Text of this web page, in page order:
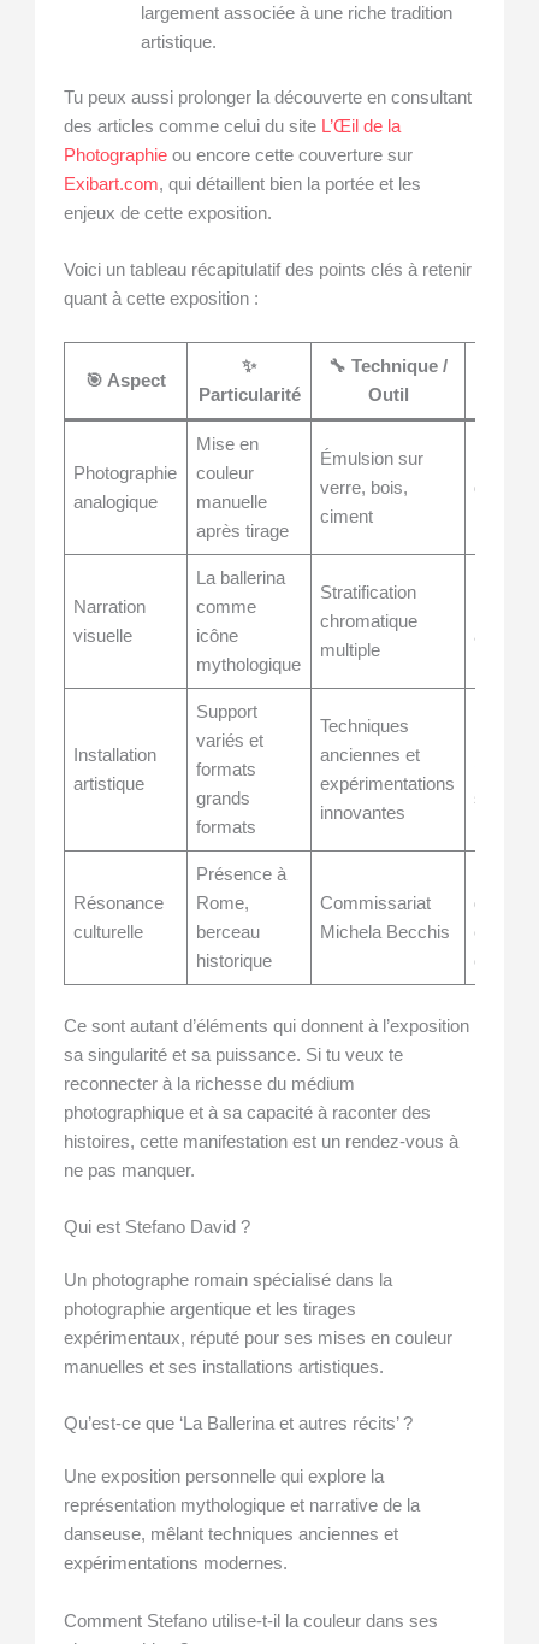
largement associée à une riche tradition
artistique.
Tu peux aussi prolonger la découverte en consultant
des articles comme celui du site L’Œil de la
Photographie ou encore cette couverture sur
Exibart.com, qui détaillent bien la portée et les
enjeux de cette exposition.
Voici un tableau récapitulatif des points clés à retenir
quant à cette exposition :
🎯 Aspect
✨
Particularité
🔧 Technique /
Outil
Photographie
analogique
Mise en
couleur
manuelle
après tirage
Émulsion sur
verre, bois,
ciment
du
Narration
visuelle
La ballerina
comme
icône
mythologique
Stratification
chromatique
multiple
avec la
Installation
artistique
Support
variés et
formats
grands
formats
Techniques
anciennes et
expérimentations
innovantes
Résonance
culturelle
Présence à
Rome,
berceau
historique
Commissariat
Michela Becchis
champs
Ce sont autant d’éléments qui donnent à l’exposition
sa singularité et sa puissance. Si tu veux te
reconnecter à la richesse du médium
photographique et à sa capacité à raconter des
histoires, cette manifestation est un rendez-vous à
ne pas manquer.
Qui est Stefano David ?
Un photographe romain spécialisé dans la
photographie argentique et les tirages
expérimentaux, réputé pour ses mises en couleur
manuelles et ses installations artistiques.
Qu’est-ce que ‘La Ballerina et autres récits’ ?
Une exposition personnelle qui explore la
représentation mythologique et narrative de la
danseuse, mêlant techniques anciennes et
expérimentations modernes.
Comment Stefano utilise-t-il la couleur dans ses